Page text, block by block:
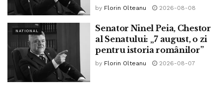
by Florin Olteanu 2026-08-08
NATIONAL
Senator Ninel Peia, Chestor
al Senatului: „7 august, o zi
pentru istoria românilor”
by Florin Olteanu 2026-08-07